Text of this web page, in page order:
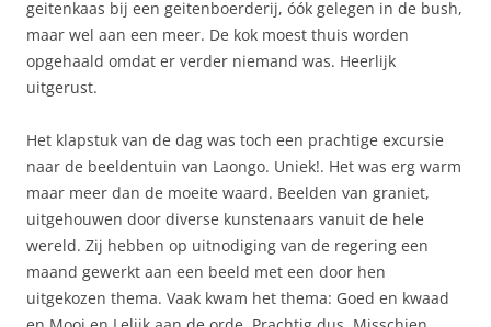
geitenkaas bij een geitenboerderij, óók gelegen in de bush,
maar wel aan een meer. De kok moest thuis worden
opgehaald omdat er verder niemand was. Heerlijk
uitgerust.
Het klapstuk van de dag was toch een prachtige excursie
naar de beeldentuin van Laongo. Uniek!. Het was erg warm
maar meer dan de moeite waard. Beelden van graniet,
uitgehouwen door diverse kunstenaars vanuit de hele
wereld. Zij hebben op uitnodiging van de regering een
maand gewerkt aan een beeld met een door hen
uitgekozen thema. Vaak kwam het thema: Goed en kwaad